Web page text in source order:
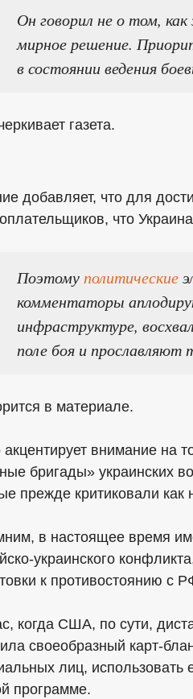
Он говорил не о том,
мирное решение.
в состоянии ведения
газета.
добавляет, что для
что
Поэтому политические
комментаторы
инфраструктуре,
поле боя и прославляют
в материале.
акцентирует внимание на
бригады» украинских
прежде критиковали как
в настоящее время
украинского
к противостоянию с
когда США, по сути,
своеобразный карт-
лиц, использовать
программе.